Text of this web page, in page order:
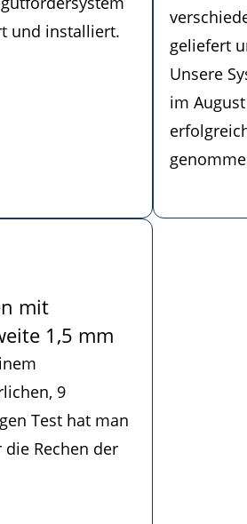
und installiert.
geliefert
Unsere
im
mit
1,5 mm
9
Test hat man
die Rechen der